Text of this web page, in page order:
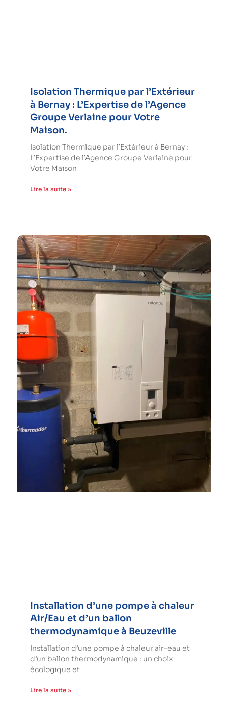
Isolation Thermique par l’Extérieur
à Bernay : L’Expertise de l’Agence
Groupe Verlaine pour Votre
Maison.
Isolation Thermique par l’Extérieur à Bernay :
L’Expertise de l’Agence Groupe Verlaine pour
Votre Maison
Lire la suite »
Installation d’une pompe à chaleur
Air/Eau et d’un ballon
thermodynamique à Beuzeville
Installation d’une pompe à chaleur air-eau et
d’un ballon thermodynamique : un choix
écologique et
Lire la suite »